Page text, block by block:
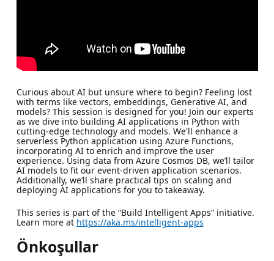
Curious about AI but unsure where to begin? Feeling lost
with terms like vectors, embeddings, Generative AI, and
models? This session is designed for you! Join our experts
as we dive into building AI applications in Python with
cutting-edge technology and models. We'll enhance a
serverless Python application using Azure Functions,
incorporating AI to enrich and improve the user
experience. Using data from Azure Cosmos DB, we’ll tailor
AI models to fit our event-driven application scenarios.
Additionally, we’ll share practical tips on scaling and
deploying AI applications for you to takeaway.
This series is part of the “Build Intelligent Apps” initiative.
Learn more at https://aka.ms/intelligent-apps
Önkoşullar